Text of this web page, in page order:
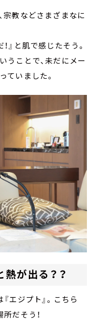
宗教などさまざまなに
』と肌で感じたそう。
うことで、未だにメー
ていました。
が出る？？
エジプト』。こちら
だそう！